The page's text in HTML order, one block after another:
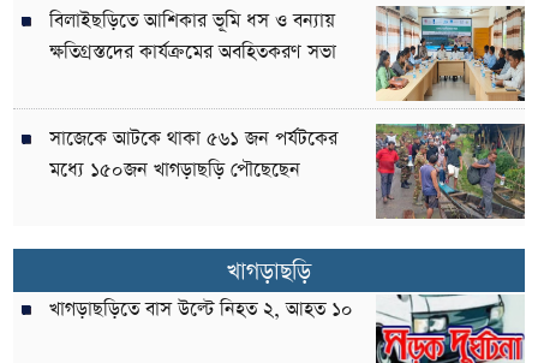
বিলাইছড়িতে আশিকার ভূমি ধস ও বন্যায়
ক্ষতিগ্রস্তদের কার্যক্রমের অবহিতকরণ সভা
সাজেকে আটকে থাকা ৫৬১ জন পর্যটকের
মধ্যে ১৫০জন খাগড়াছড়ি পৌছেছেন
খাগড়াছড়ি
খাগড়াছড়িতে বাস উল্টে নিহত ২, আহত ১০